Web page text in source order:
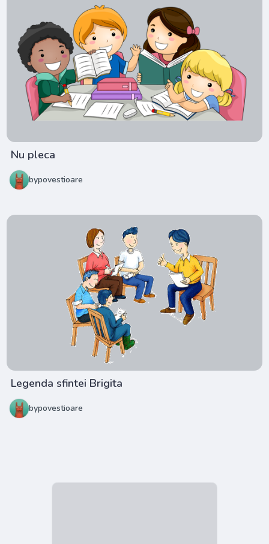
Nu pleca
bypovestioare
Legenda sfintei Brigita
bypovestioare